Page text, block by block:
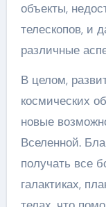
объекты,
телескопов, и
различные
В целом,
космических
новые
Вселенной.
получать все
галактиках,